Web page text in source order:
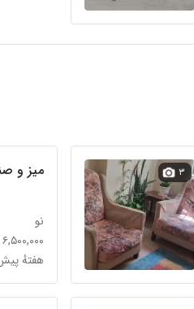
۳ میز و
نو
۶,۵۰۰,۰۰۰ تومان
هفتهٔ